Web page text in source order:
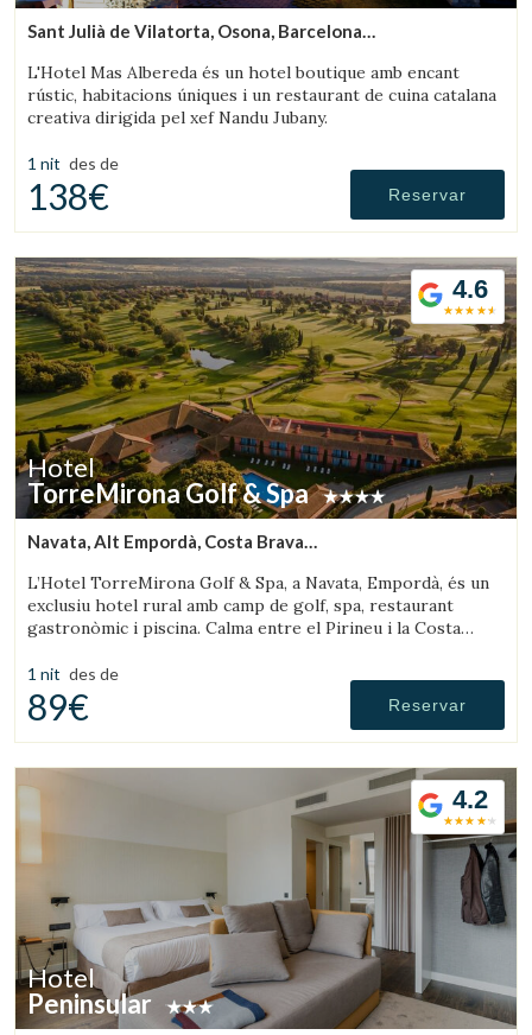
Sant Julià de Vilatorta, Osona, Barcelona
L'Hotel Mas Albereda és un hotel boutique amb encant
rústic, habitacions úniques i un restaurant de cuina catalana
creativa dirigida pel xef Nandu Jubany.
1 nit des de
138€ Reservar
4.6
Hotel
TorreMirona Golf & Spa
Navata, Alt Empordà, Costa Brava
L’Hotel TorreMirona Golf & Spa, a Navata, Empordà, és un
exclusiu hotel rural amb camp de golf, spa, restaurant
gastronòmic i piscina. Calma entre el Pirineu i la Costa
1 nit des de
89€ Reservar
4.2
Hotel
Peninsular